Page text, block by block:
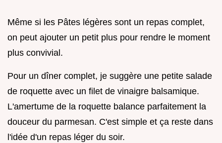
Même si les Pâtes légères sont un repas complet,
on peut ajouter un petit plus pour rendre le moment
plus convivial.
Pour un dîner complet, je suggère une petite salade
de roquette avec un filet de vinaigre balsamique.
L'amertume de la roquette balance parfaitement la
douceur du parmesan. C'est simple et ça reste dans
l'idée d'un repas léger du soir.